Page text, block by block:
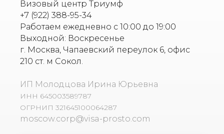
Визовый центр Триумф
+7 (922) 388-95-34
Работаем ежедневно с 10:00 до 19:00
Выходной: Воскресенье
г. Москва, Чапаевский переулок 6, офис
210 ст. м Сокол.
ИП Молодцова Ирина Юрьевна
ИНН 645003589787
ОГРНИП 321645100064287
moscow.corp@visa-prosto.com